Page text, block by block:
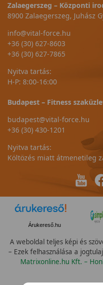
Zalaegerszeg – Központi
8900 Zalaegerszeg, Juhász
info@vital-force.hu
+36 (30) 627-8603
+36 (30) 627-7865
Nyitva tartás:
H-P: 8:00-16:00
Budapest – Fitness
budapest@vital-force.hu
+36 (30) 430-1201
Nyitva tartás:
Költözés miatt átmenetileg
Árukereső.hu
A weboldal teljes képi és
– Ezek felhasználása a
Matrixonline.hu Kft. –